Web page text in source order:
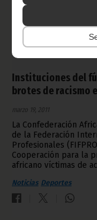
Instituciones del
brotes de racismo
marzo 19, 2011
La Confederación
de la Federación
Profesionales
Cooperación para la
africano víctimas de
Noticias Deportes